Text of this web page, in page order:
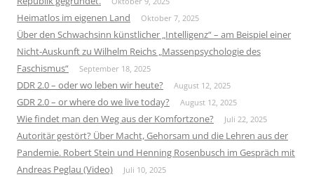
Heimatlos im eigenen Land Oktober 7, 2025
Über den Schwachsinn künstlicher „Intelligenz“ – am Beispiel einer
Nicht-Auskunft zu Wilhelm Reichs „Massenpsychologie des
Faschismus“
September 18, 2025
DDR 2.0 – oder wo leben wir heute? August 12, 2025
GDR 2.0 – or where do we live today? August 12, 2025
Wie findet man den Weg aus der Komfortzone? Juli 22, 2025
Autoritär gestört? Über Macht, Gehorsam und die Lehren aus der
Pandemie. Robert Stein und Henning Rosenbusch im Gespräch mit
Andreas Peglau (Video)
Juli 10, 2025